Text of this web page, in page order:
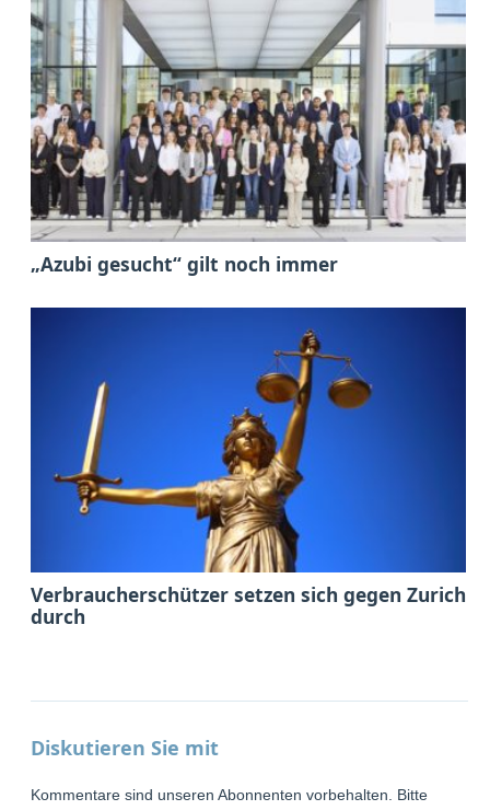
„Azubi gesucht“ gilt noch immer
Verbraucherschützer setzen sich gegen Zurich
durch
Diskutieren Sie mit
Kommentare sind unseren Abonnenten vorbehalten. Bitte